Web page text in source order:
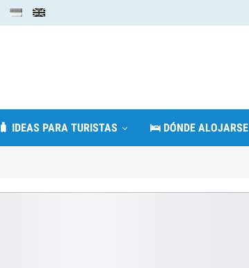
🧳 IDEAS PARA TURISTAS 🛌 DÓNDE ALOJARSE